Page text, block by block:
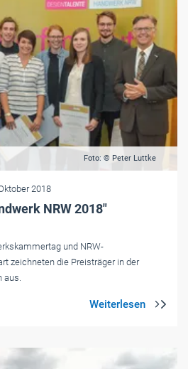
Foto: © Peter Luttke
2018
NRW 2018"
und NRW-
zeichneten die Preisträger in der
aus.